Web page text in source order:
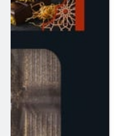
Greenpeace-Report
Dokumentiert Folgen
Drohnenangriffs